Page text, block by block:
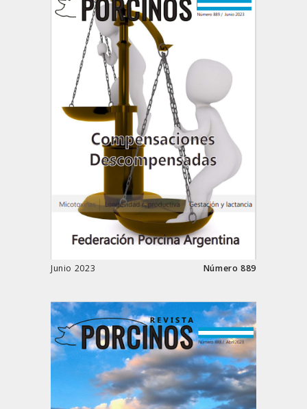
Junio 2023 Número 889